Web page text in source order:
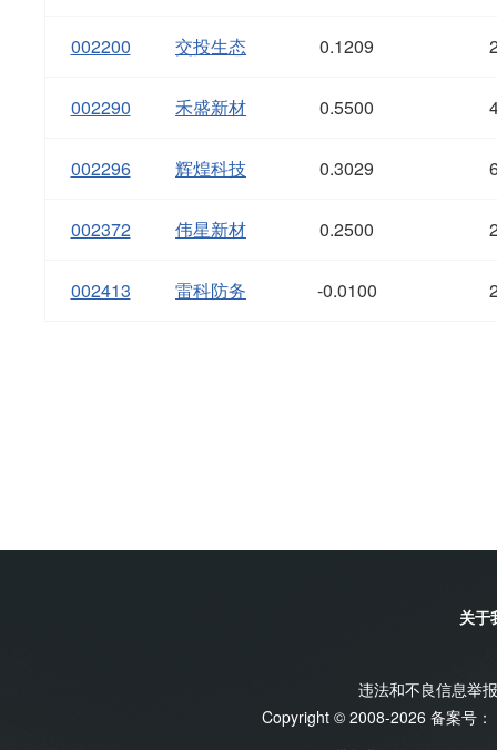
002200 交投生态 0.1209
002290 禾盛新材 0.5500
002296 辉煌科技 0.3029
002372 伟星新材 0.2500
002413 雷科防务 -0.0100
关于
违法和不良信息举
Copyright © 2008-2026 备案号：